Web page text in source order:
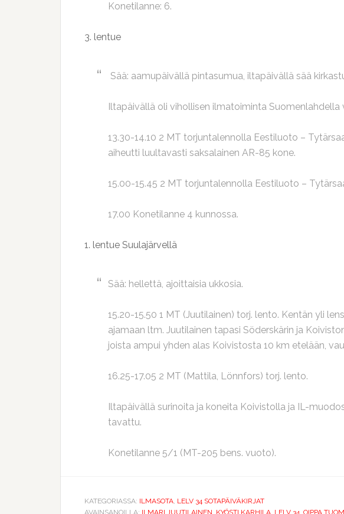
Konetilanne: 6.
3. lentue
Sää: aamupäivällä pintasumua, iltapäivällä sää
Iltapäivällä oli vihollisen ilmatoiminta Suomenlahdella
13.30-14.10 2 MT torjuntalennolla Eestiluoto –
aiheutti luultavasti saksalainen AR-85 kone.
15.00-15.45 2 MT torjuntalennolla Eestiluoto –
17.00 Konetilanne 4 kunnossa.
1. lentue Suulajärvellä
Sää: hellettä, ajoittaisia ukkosia.
15.20-15.50 1 MT (Juutilainen) torj. lento. Kentän yli
ajamaan ltm. Juutilainen tapasi Söderskärin ja
joista ampui yhden alas Koivistosta 10 km etelään,
16.25-17.05 2 MT (Mattila, Lönnfors) torj. lento.
Iltapäivällä surinoita ja koneita Koivistolla ja IL-
tavattu.
Konetilanne 5/1 (MT-205 bens. vuoto).
KATEGORIASSA: ILMASOTA, LELV 34 SOTAPÄIVÄKIRJAT
AVAINSANOILLA: ILMARI JUUTILAINEN KYÖSTI KARHILA LELV 34 OIPPA